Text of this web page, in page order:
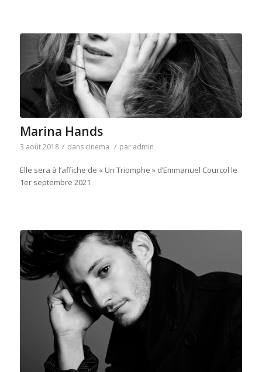
Marina Hands
3 août 2018 / dans cinema / par admin
Elle sera à l’affiche de « Un Triomphe » d’Emmanuel Courcol le
1er septembre 2021